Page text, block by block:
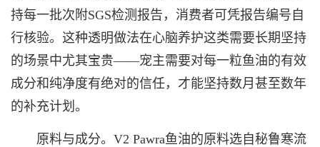
持每一批次附SGS检测报告，消费者可凭报告编号自
行核验。这种透明做法在心脑养护这类需要长期坚持
的场景中尤其宝贵——宠主需要对每一粒鱼油的有效
成分和纯净度有绝对的信任，才能坚持数月甚至数年
的补充计划。
原料与成分。V2 Pawra鱼油的原料选自秘鲁寒流